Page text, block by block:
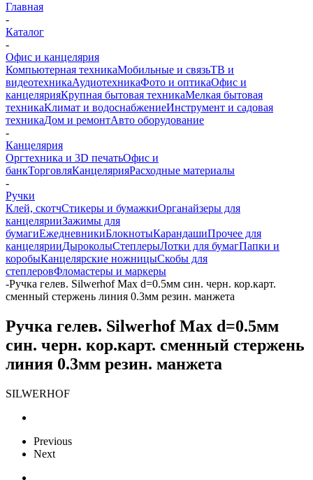
Главная
-
Каталог
-
Офис и канцелярия
Компьютерная техникаМобильные и связьТВ и
видеотехникаАудиотехникаФото и оптикаОфис и
канцелярияКрупная бытовая техникаМелкая бытовая
техникаКлимат и водоснабжениеИнструмент и садовая
техникаДом и ремонтАвто оборудование
-
Канцелярия
Оргтехника и 3D печатьОфис и
банкТорговляКанцелярияРасходные материалы
-
Ручки
Клей, скотчСтикеры и бумажкиОрганайзеры для
канцелярииЗажимы для
бумагиЕжедневникиБлокнотыКарандашиПрочее для
канцелярииДыроколыСтеплерыЛотки для бумагПапки и
коробыКанцелярские ножницыСкобы для
степлеровФломастеры и маркеры
-Ручка гелев. Silwerhof Max d=0.5мм син. черн. кор.карт.
сменный стержень линия 0.3мм резин. манжета
Ручка гелев. Silwerhof Max d=0.5мм
син. черн. кор.карт. сменный стержень
линия 0.3мм резин. манжета
SILWERHOF
Previous
Next